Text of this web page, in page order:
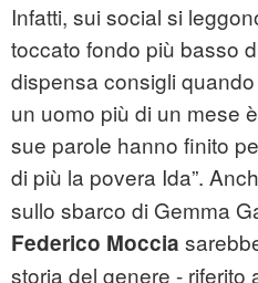
Infatti, sui social si
toccato fondo più basso
dispensa consigli
un uomo più di un mese
sue parole hanno finito
di più la povera Ida”.
sullo sbarco di Gemma
Federico Moccia
storia del genere - riferito